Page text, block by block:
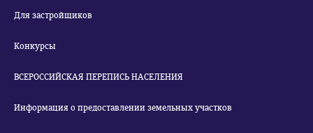
Для застройщиков
Конкурсы
ВСЕРОССИЙСКАЯ ПЕРЕПИСЬ НАСЕЛЕНИЯ
Информация о предоставлении земельных участков